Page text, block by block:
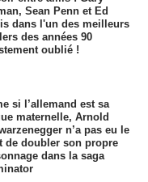
Sean Penn et Ed
dans l'un des meilleurs
des années 90
oublié !
si l’allemand est sa
maternelle, Arnold
n’a pas eu le
de doubler son propre
dans la saga